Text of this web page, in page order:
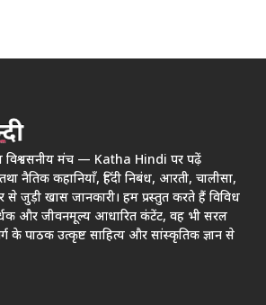
विश्वसनीय मंच — Katha Hindi पर पढ़ें
नैतिक कहानियाँ, हिंदी निबंध, आरती, चालीसा,
से जुड़ी खास जानकारी। हम प्रस्तुत करते हैं विविध
और जीवनमूल्य आधारित कंटेंट, वह भी सरल
के पाठक उत्कृष्ट साहित्य और सांस्कृतिक ज्ञान से